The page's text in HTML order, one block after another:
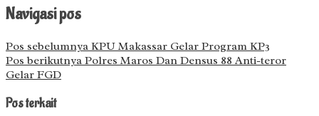
Navigasi pos
Pos sebelumnya KPU Makassar Gelar Program KP3
Pos berikutnya Polres Maros Dan Densus 88 Anti-teror
Gelar FGD
Pos terkait